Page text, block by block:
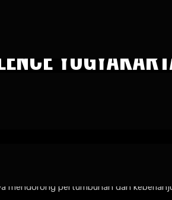
pelanggan, motivator service
pelayanan yang unggul, yang
kuat, Jasa Motivator Service
mendorong pertumbuhan dan